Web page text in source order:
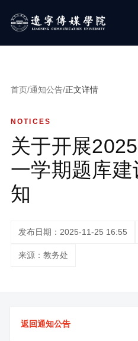
首页/通知公告/正文详情
NOTICES
关于开展
一学期题库建
知
发布日期：2025-11-25 16:55
来源：教务处
返回通知公告